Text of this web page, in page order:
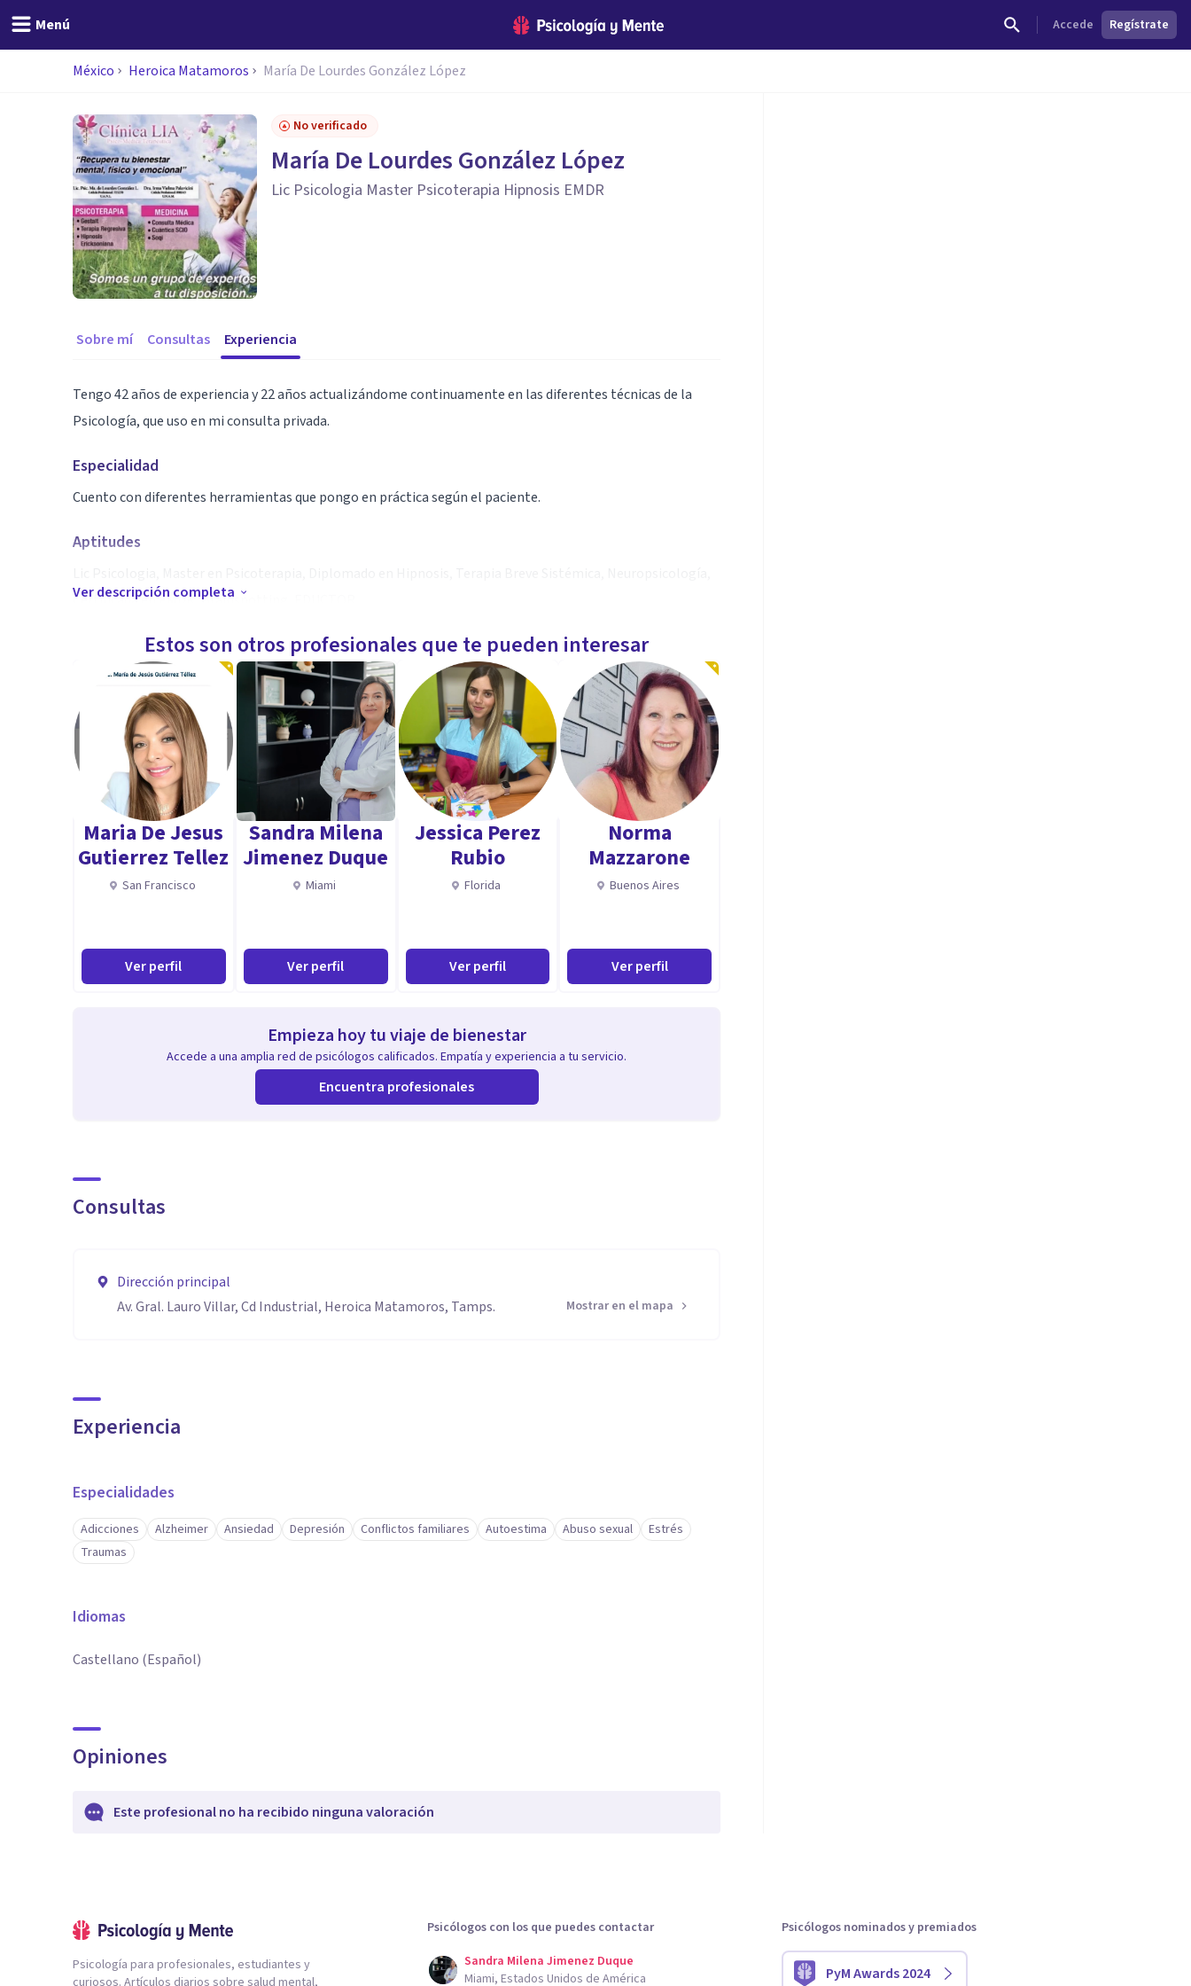
Menú Accede Regístrate
México Heroica Matamoros María De Lourdes González López
No verificado
María De Lourdes González López
Lic Psicologia Master Psicoterapia Hipnosis EMDR
Sobre mí Consultas Experiencia
Tengo 42 años de experiencia y 22 años actualizándome continuamente en las diferentes técnicas de la
Psicología, que uso en mi consulta privada.
Especialidad
Cuento con diferentes herramientas que pongo en práctica según el paciente.
Aptitudes
Certificada en EMDR, Brainspotting, EDUCTOR.
Ver descripción completa
Estos son otros profesionales que te pueden interesar
Maria De Jesus
Gutierrez Tellez
San Francisco
Ver perfil
Sandra Milena
Jimenez Duque
Miami
Ver perfil
Jessica Perez
Rubio
Florida
Ver perfil
Norma
Mazzarone
Buenos Aires
Ver perfil
Empieza hoy tu viaje de bienestar
Accede a una amplia red de psicólogos calificados. Empatía y experiencia a tu servicio.
Encuentra profesionales
Consultas
Dirección principal
Av. Gral. Lauro Villar, Cd Industrial, Heroica Matamoros, Tamps.
Mostrar en el mapa
Experiencia
Especialidades
Adicciones Alzheimer Ansiedad Depresión Conflictos familiares Autoestima Abuso sexual
Estrés
Traumas
Idiomas
Castellano (Español)
Opiniones
Este profesional no ha recibido ninguna valoración
Psicología para profesionales, estudiantes y
curiosos. Artículos diarios sobre salud mental,
Psicólogos con los que puedes contactar
Sandra Milena Jimenez Duque
Miami, Estados Unidos de América
Psicólogos nominados y premiados
PyM Awards 2024